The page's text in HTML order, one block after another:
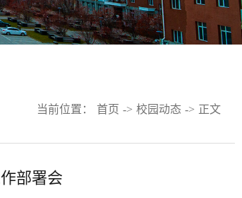
当前位置： 首页 -> 校园动态 -> 正文
部署会